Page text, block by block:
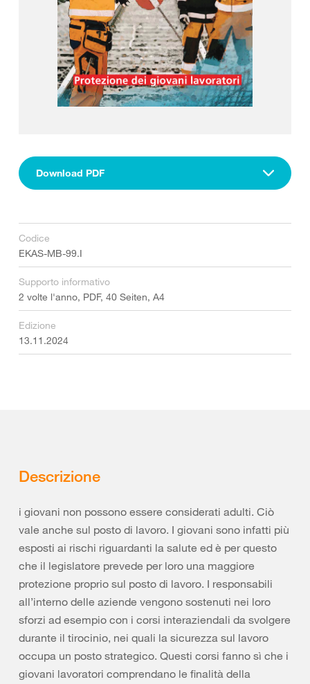
Download PDF
Codice
EKAS-MB-99.I
Supporto informativo
2 volte l'anno, PDF, 40 Seiten, A4
Edizione
13.11.2024
Descrizione
i giovani non possono essere considerati adulti. Ciò
vale anche sul posto di lavoro. I giovani sono infatti più
esposti ai rischi riguardanti la salute ed è per questo
che il legislatore prevede per loro una maggiore
protezione proprio sul posto di lavoro. I responsabili
all’interno delle aziende vengono sostenuti nei loro
sforzi ad esempio con i corsi interaziendali da svolgere
durante il tirocinio, nei quali la sicurezza sul lavoro
occupa un posto strategico. Questi corsi fanno sì che i
giovani lavoratori comprendano le finalità della